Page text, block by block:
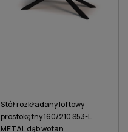
Stół rozkładany loftowy
prostokątny 160/210 S53-L
METAL dąb wotan